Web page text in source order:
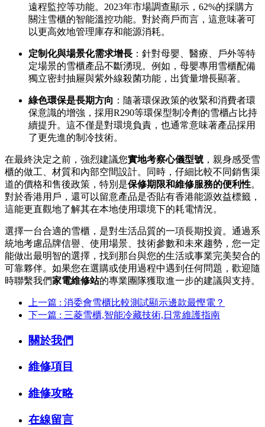
遠程監控等功能。2023年市場調查顯示，62%的採購方
關注雪櫃的智能溫控功能。對於商戶而言，這意味著可
以更高效地管理庫存和能源消耗。
定制化與場景化需求增長 ：針對母嬰、醫療、戶外等特
定場景的雪櫃產品不斷湧現。例如，母嬰專用雪櫃配備
獨立密封抽屜與紫外線殺菌功能，出貨量增長顯著。
綠色環保是長期方向 ：隨著環保政策的收緊和消費者環
保意識的增強，採用R290等環保型制冷劑的雪櫃占比持
續提升。這不僅是對環境負責，也通常意味著產品採用
了更先進的制冷技術。
在最終決定之前，強烈建議您實地考察心儀型號 ，親身感受雪
櫃的做工、材質和內部空間設計。同時，仔細比較不同銷售渠
道的價格和售後政策，特別是保修期限和維修服務的便利性。
對於香港用戶，還可以留意產品是否貼有香港能源效益標籤，
這能更直觀地了解其在本地使用環境下的耗電情況。
選擇一台合適的雪櫃，是對生活品質的一項長期投資。通過系
統地考慮品牌信譽、使用場景、技術參數和未來趨勢，您一定
能做出最明智的選擇，找到那台與您的生活或事業完美契合的
可靠夥伴。如果您在選購或使用過程中遇到任何問題，歡迎隨
時聯繫我們家電維修站的專業團隊獲取進一步的建議與支持。
上一篇 : 消委會雪櫃比較測試顯示邊款最慳電？
下一篇 : 三菱雪櫃,智能冷藏技術,日常維護指南
關於我們
維修項目
維修攻略
在線留言